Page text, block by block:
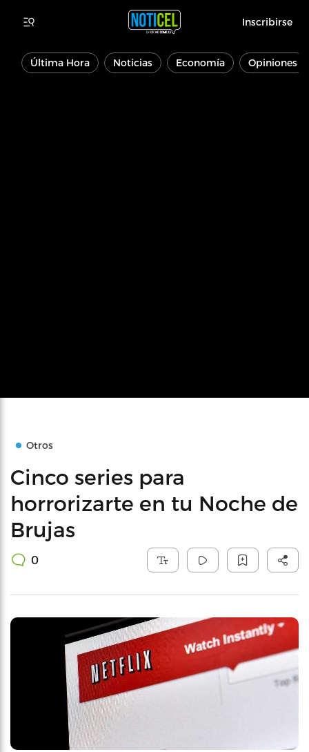
Inscribirse
Última Hora Noticias Economía Opiniones
Otros
Cinco series para
horrorizarte en tu Noche de
Brujas
0